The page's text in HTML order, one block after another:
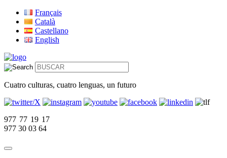
Français
Català
Castellano
English
Cuatro culturas, cuatro lenguas, un futuro
977 77 19 17
977 30 03 64